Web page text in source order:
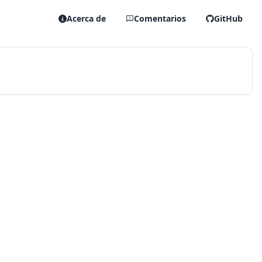
Acerca de Comentarios GitHub